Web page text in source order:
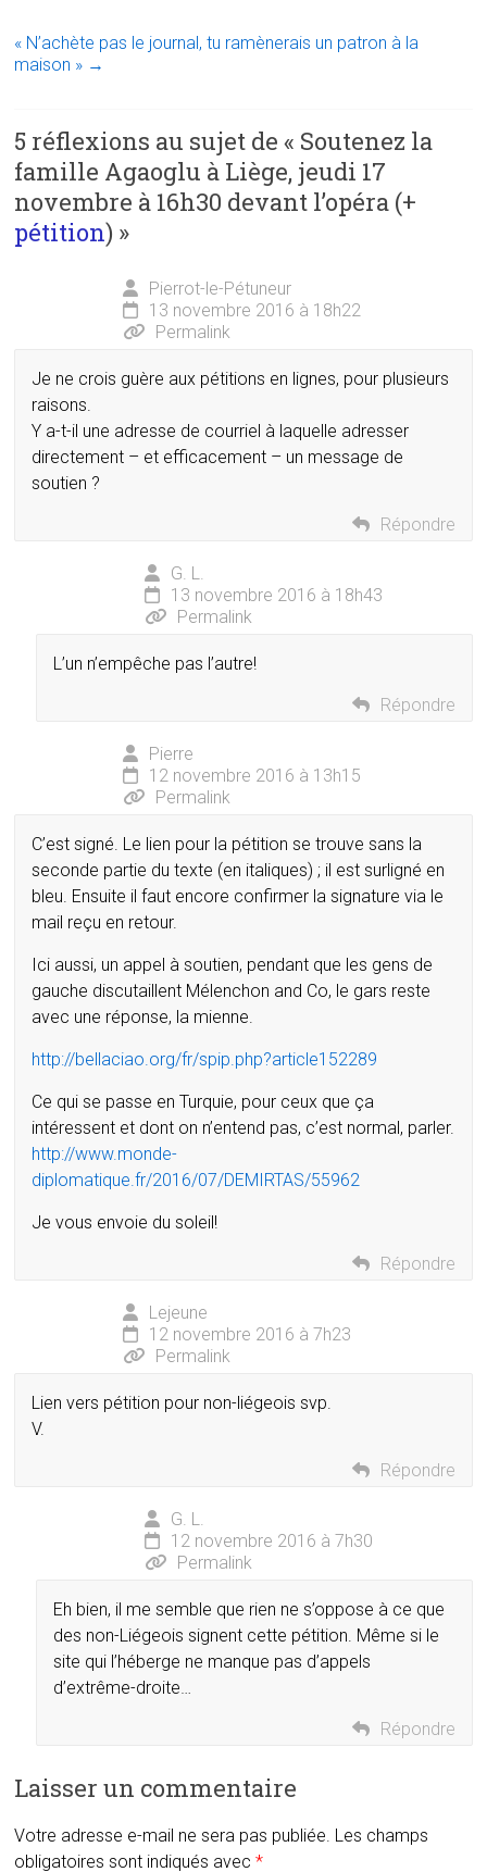
« N’achète pas le journal, tu ramènerais un patron à la
maison » →
5 réflexions au sujet de « Soutenez la
famille Agaoglu à Liège, jeudi 17
novembre à 16h30 devant l’opéra (+
pétition) »
Pierrot-le-Pétuneur
13 novembre 2016 à 18h22
Permalink
Je ne crois guère aux pétitions en lignes, pour plusieurs
raisons.
Y a-t-il une adresse de courriel à laquelle adresser
directement – et efficacement – un message de
soutien ?
Répondre
G. L.
13 novembre 2016 à 18h43
Permalink
L’un n’empêche pas l’autre!
Répondre
Pierre
12 novembre 2016 à 13h15
Permalink
C’est signé. Le lien pour la pétition se trouve sans la
seconde partie du texte (en italiques) ; il est surligné en
bleu. Ensuite il faut encore confirmer la signature via le
mail reçu en retour.
Ici aussi, un appel à soutien, pendant que les gens de
gauche discutaillent Mélenchon and Co, le gars reste
avec une réponse, la mienne.
http://bellaciao.org/fr/spip.php?article152289
Ce qui se passe en Turquie, pour ceux que ça
intéressent et dont on n’entend pas, c’est normal, parler.
http://www.monde-
diplomatique.fr/2016/07/DEMIRTAS/55962
Je vous envoie du soleil!
Répondre
Lejeune
12 novembre 2016 à 7h23
Permalink
Lien vers pétition pour non-liégeois svp.
V.
Répondre
G. L.
12 novembre 2016 à 7h30
Permalink
Eh bien, il me semble que rien ne s’oppose à ce que
des non-Liégeois signent cette pétition. Même si le
site qui l’héberge ne manque pas d’appels
d’extrême-droite…
Répondre
Laisser un commentaire
Votre adresse e-mail ne sera pas publiée. Les champs
obligatoires sont indiqués avec*